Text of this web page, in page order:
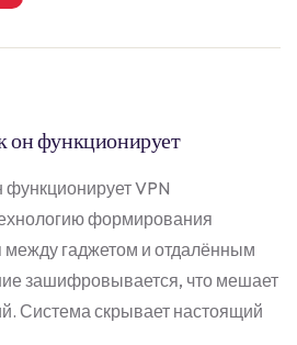
он функционирует
функционирует VPN
формирования
гаджетом и отдалённым
зашифровывается, что мешает
Система скрывает настоящий